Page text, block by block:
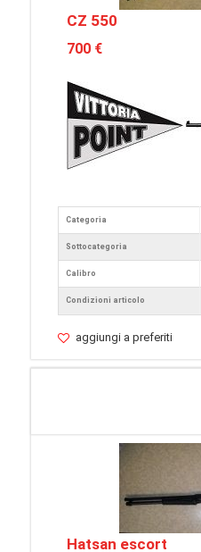
CZ 550
700 €
Categoria
Sottocategoria
Calibro
Condizioni articolo
aggiungi a preferiti
Hatsan escort